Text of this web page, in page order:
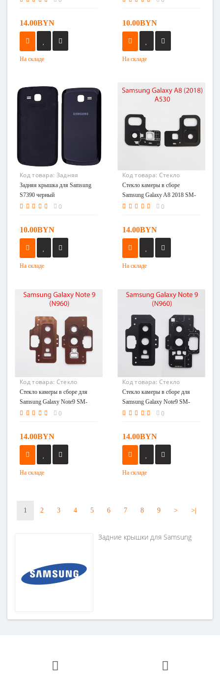
14.00BYN
На складе
10.00BYN
На складе
Код товара: Задняя
крышка для Samsung
S7390 черный
Задняя крышка для Samsung
S7390 черный
0
10.00BYN
На складе
Код товара: Стекло
камеры в сборе Samsung
Galaxy A8 2018 SM-A530F
Стекло камеры в сборе
Samsung Galaxy A8 2018 SM-
A530F
0
14.00BYN
На складе
Код товара: Стекло
камеры для Samsung
Galaxy Note9 SM-N960F
бронзовый
Стекло камеры в сборе для
Samsung Galaxy Note9 SM-
N960F бронзовый
0
14.00BYN
На складе
Код товара: Стекло
камеры в сборе для
Samsung Galaxy Note9
SM-N960F черный
Стекло камеры в сборе для
Samsung Galaxy Note9 SM-
N960F черный 0
14.00BYN
На складе
1 2 3 4 5 6 7 8 9 > >|
Задние крышки для Samsung